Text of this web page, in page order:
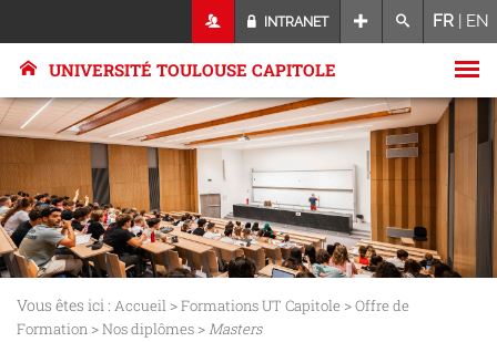
INTRANET FR | EN
UNIVERSITÉ TOULOUSE CAPITOLE
Vous êtes ici : Accueil >Formations UT Capitole >Offre de
Formation >Nos diplômes >Masters